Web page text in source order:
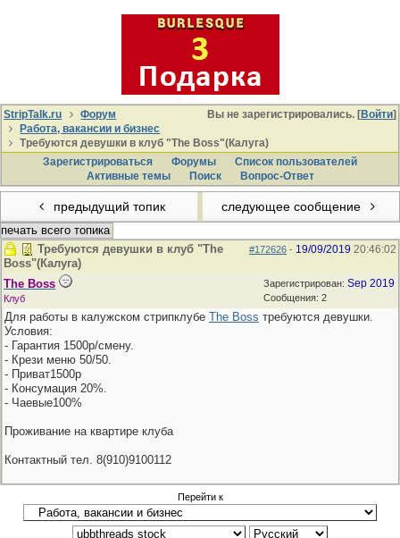
Вы не зарегистрировались. [Войти]
StripTalk.ru
Форум
Работа, вакансии и бизнес
Требуются девушки в клуб "The Boss"(Калуга)
Зарегистрироваться
Форумы
Список пользователей
Активные темы
Поиcк Вопрос-Ответ
предыдущий топик следующее сообщение
печать всего топика
#172626 - 19/09/2019 20:46:02
Требуются девушки в клуб "The
Boss"(Калуга)
Зарегистрирован: Sep 2019
Сообщения: 2
The Boss
Клуб
Для работы в калужском стрипклубе The Boss требуются девушки.
Условия:
- Гарантия 1500р/смену.
- Крези меню 50/50.
- Приват1500р
- Консумация 20%.
- Чаевые100%
Проживание на квартире клуба
Контактный тел. 8(910)9100112
Перейти к